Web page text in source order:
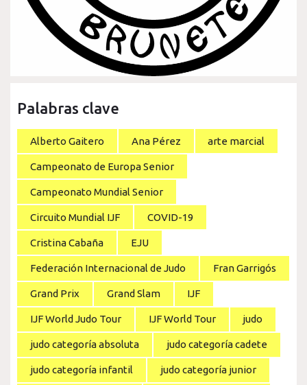
Palabras clave
Alberto Gaitero Ana Pérez arte marcial
Campeonato de Europa Senior
Campeonato Mundial Senior
Circuito Mundial IJF COVID-19
Cristina Cabaña EJU
Federación Internacional de Judo Fran Garrigós
Grand Prix Grand Slam IJF
IJF World Judo Tour IJF World Tour judo
judo categoría absoluta judo categoría cadete
judo categoría infantil judo categoría junior